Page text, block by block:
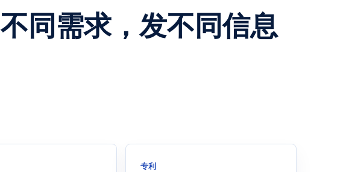
不同需求，发不同信息
专利